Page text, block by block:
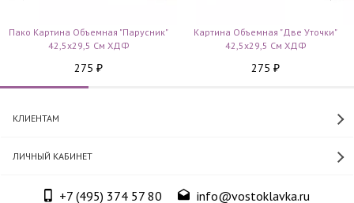
Пако Картина Объемная "Парусник"
42,5x29,5 См ХДФ
275 ₽
Картина Объемная "Две Уточки"
42,5x29,5 См ХДФ
275 ₽
КЛИЕНТАМ
ЛИЧНЫЙ КАБИНЕТ
+7 (495) 374 57 80 info@vostoklavka.ru